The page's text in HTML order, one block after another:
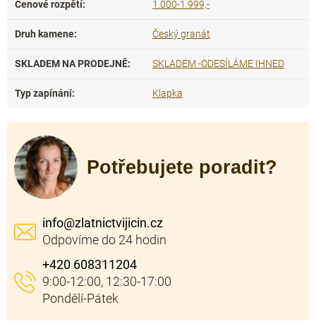
Cenové rozpětí: 1.000-1.999,-
Druh kamene: Český granát
SKLADEM NA PRODEJNĚ: SKLADEM -ODESÍLÁME IHNED
Typ zapínání: Klapka
Potřebujete poradit?
info@zlatnictvijicin.cz
+420 608311204